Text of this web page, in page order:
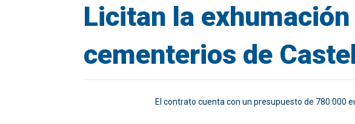
Licitan la
cementerios de
El contrato cuenta con un presupuesto de 780.000